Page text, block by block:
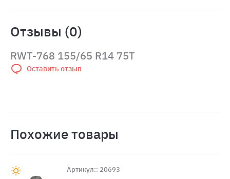
Отзывы (0)
RWT-768 155/65 R14 75T
Оставить отзыв
Похожие товары
Артикул:: 20693